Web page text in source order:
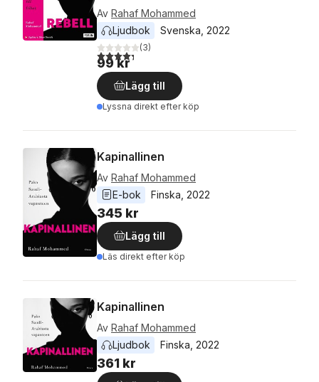
Av Rahaf Mohammed
Ljudbok
Svenska 2022
4,3utav 5 stjärnor. Totalt antal röster:
(3)
99 kr
Lägg till
Lyssna direkt efter köp
Kapinallinen
Av Rahaf Mohammed
E-bok
Finska 2022
345 kr
Lägg till
Läs direkt efter köp
Kapinallinen
Av Rahaf Mohammed
Ljudbok
Finska 2022
361 kr